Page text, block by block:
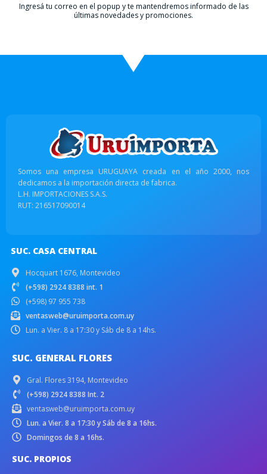
Ingresá tu correo en el popup y te mantendremos informado de las
últimas novedades y promociones.
Somos una empresa URUGUAYA creada en el año 2000, nos
dedicamos a la importación directa de fabrica.
L.H. IMPORTACIONES S.A.S.
RUT: 216517090014
SUC. CASA CENTRAL
Hocquart 1676, Montevideo
(+598) 2924 8388 int. 1
(+598) 97 955 738
ventasweb@uruimporta.com.uy
Lun. a Vier. 8 a 17:30 y Sáb de 8 a 14hs.
SUC. GENERAL FLORES
Gral. Flores 3194, Montevideo
(+598) 2924 8388 Int. 2
ventasweb@uruimporta.com.uy
Lun. a Vier. 8 a 17:30 y Sáb de 8 a 16hs.
Domingos de 8 a 16hs.
SUC. PROPIOS